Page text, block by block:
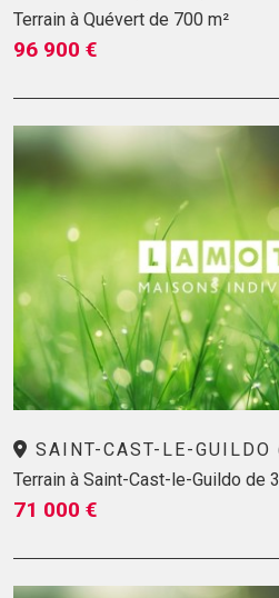
Terrain à Quévert de 700 m²
96 900 €
SAINT-CAST-LE-
Terrain à Saint-Cast-le-Guildo de
71 000 €